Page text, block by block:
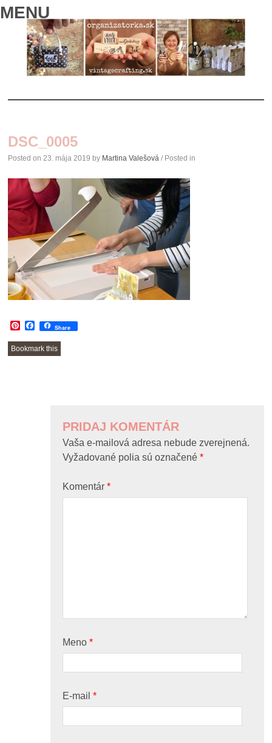
MENU
CONTENT
DSC_0005
Posted on 23. mája 2019 by Martina Valešová / Posted in
Pinterest
Facebook
Share
Bookmark this
PRIDAJ KOMENTÁR
Vaša e-mailová adresa nebude zverejnená.
Vyžadované polia sú označené*
Komentár*
Meno*
E-mail*